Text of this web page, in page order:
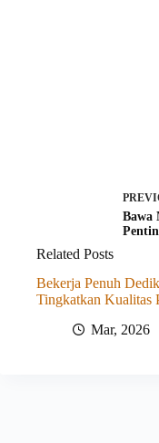
Bawa
Related Posts
Bekerja Penuh
Tingkatkan Kualitas
Mar, 2026